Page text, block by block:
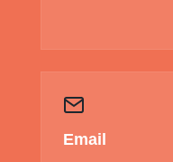
Email